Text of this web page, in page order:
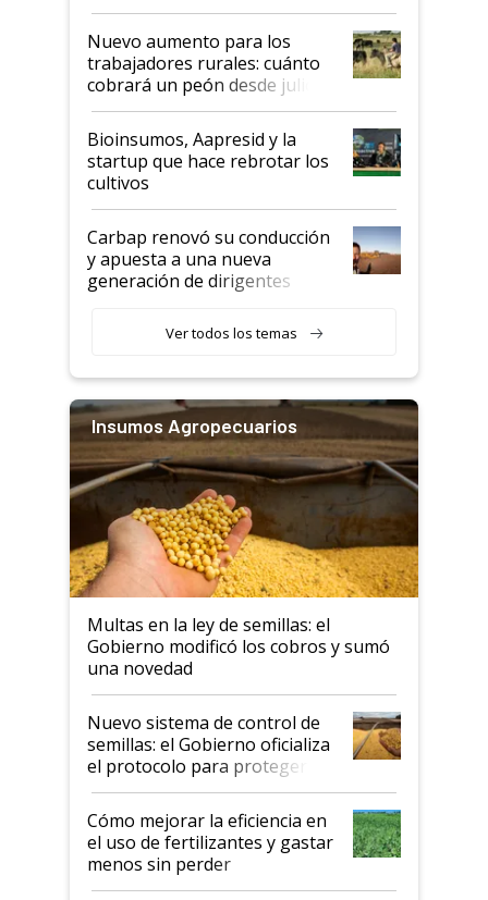
Nuevo aumento para los
trabajadores rurales: cuánto
cobrará un peón desde julio
Bioinsumos, Aapresid y la
startup que hace rebrotar los
cultivos
Carbap renovó su conducción
y apuesta a una nueva
generación de dirigentes
Ver todos los temas
Insumos Agropecuarios
Multas en la ley de semillas: el
Gobierno modificó los cobros y sumó
una novedad
Nuevo sistema de control de
semillas: el Gobierno oficializa
el protocolo para proteger la
propiedad intelectual
Cómo mejorar la eficiencia en
el uso de fertilizantes y gastar
menos sin perder
productividad en la campaña